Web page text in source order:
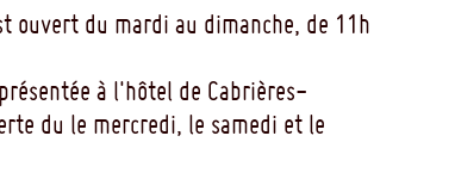
ouvert du mardi au dimanche, de 11h
à l'hôtel de Cabrières-
du le mercredi, le samedi et le